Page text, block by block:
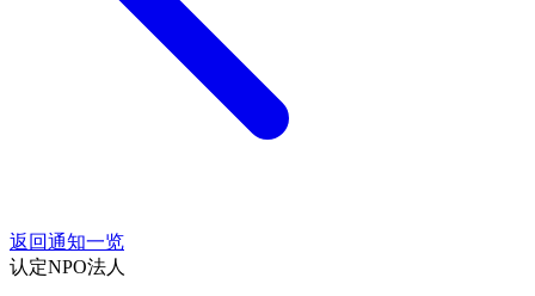
返回通知一览
认定NPO法人